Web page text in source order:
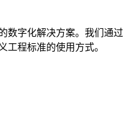
数字化解决方案。我们通过
工程标准的使用方式。